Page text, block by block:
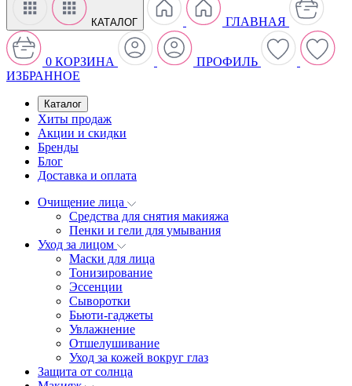
КАТАЛОГ ГЛАВНАЯ
0 КОРЗИНА
ПРОФИЛЬ
ИЗБРАННОЕ
Каталог
Хиты продаж
Акции и скидки
Бренды
Блог
Доставка и оплата
Очищение лица
Средства для снятия макияжа
Пенки и гели для умывания
Уход за лицом
Маски для лица
Тонизирование
Эссенции
Сыворотки
Бьюти-гаджеты
Увлажнение
Отшелушивание
Уход за кожей вокруг глаз
Защита от солнца